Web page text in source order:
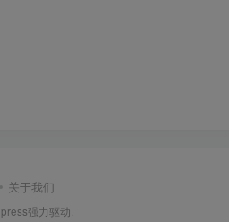
关于我们
强力驱动.